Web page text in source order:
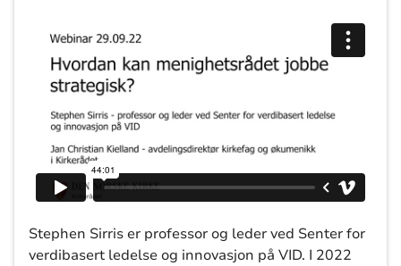
Stephen Sirris er professor og leder ved Senter for
verdibasert ledelse og innovasjon på VID. I 2022